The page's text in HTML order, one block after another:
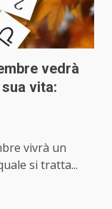
vedrà
vita:
vivrà un
si tratta...